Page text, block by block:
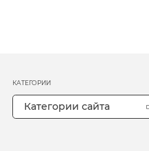
КАТЕГОРИИ
Категории сайта